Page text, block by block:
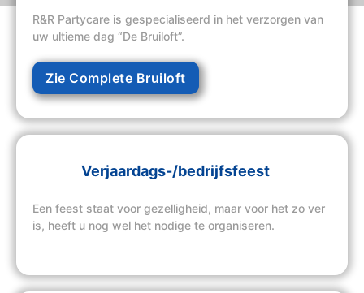
R&R Partycare is gespecialiseerd in het verzorgen van
uw ultieme dag “De Bruiloft”.
Zie Complete Bruiloft
Verjaardags-/bedrijfsfeest
Een feest staat voor gezelligheid, maar voor het zo ver
is, heeft u nog wel het nodige te organiseren.